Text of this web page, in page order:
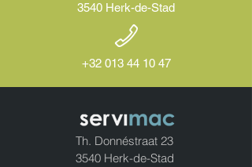
3540 Herk-de-Stad
+32 013 44 10 47
Th. Donnéstraat 23
3540 Herk-de-Stad